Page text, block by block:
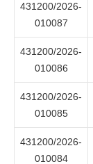
431200/2026-
010087
431200/2026-
010086
431200/2026-
010085
431200/2026-
010084